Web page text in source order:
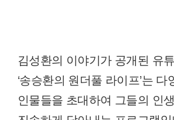
김성환의 이야기가 공개된 유
‘송승환의 원더풀 라이프’는 다
인물들을 초대하여 그들의 인